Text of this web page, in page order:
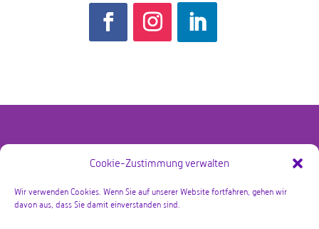
Cookie-Zustimmung verwalten
Wir verwenden Cookies. Wenn Sie auf unserer Website fortfahren, gehen wir
davon aus, dass Sie damit einverstanden sind.
@copyright Bby Zorg Kraamzorg 2026 – alle rechten
voorbehouden